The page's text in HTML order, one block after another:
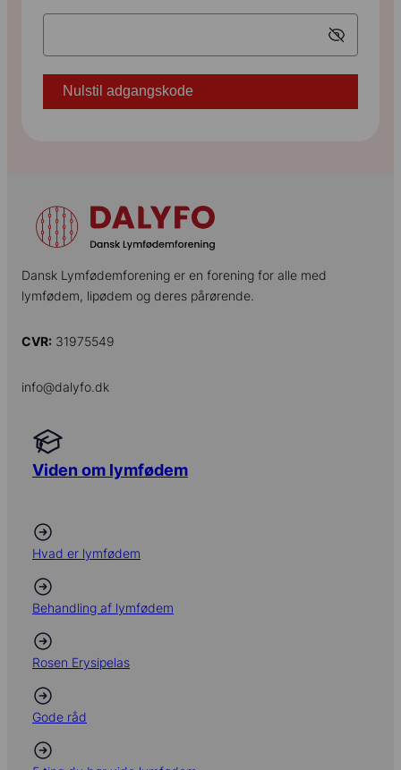
Hvad er lymfødem
Gode råd
5 ting du bør vide lymfødem
5 ting til sundhedsfagligt personale
Viden om lipødem
personale bør vide om lipødem
5 ting du bør vide lipødem
Nulstil adgangskode
Dansk Lymfødemforening er en forening for alle med
lymfødem, lipødem og deres pårørende.
CVR: 31975549
info@dalyfo.dk
Viden om lymfødem
Hvad er lymfødem
Behandling af lymfødem
Rosen Erysipelas
Gode råd